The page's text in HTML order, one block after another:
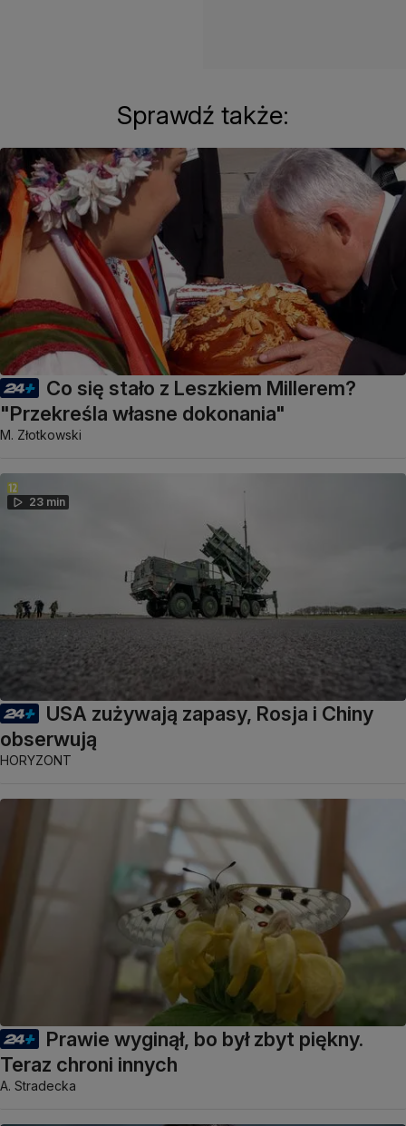
Sprawdź także:
Co się stało z Leszkiem Millerem?
"Przekreśla własne dokonania"
M. Złotkowski
23 min
USA zużywają zapasy, Rosja i Chiny
obserwują
HORYZONT
Prawie wyginął, bo był zbyt piękny.
Teraz chroni innych
A. Stradecka